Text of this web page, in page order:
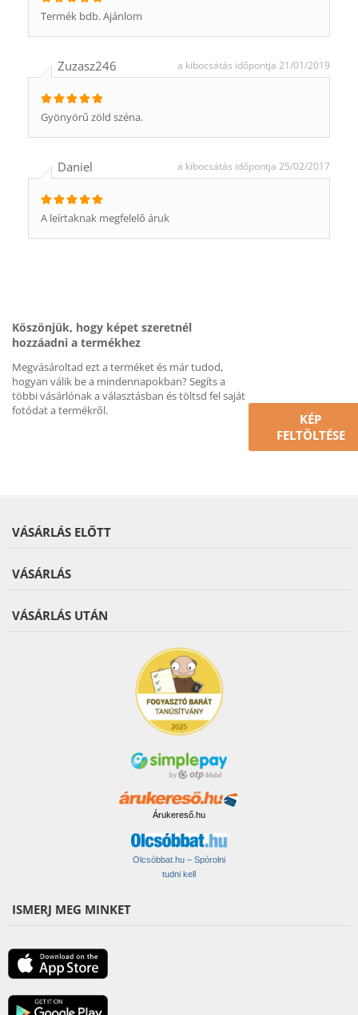
Termék bdb. Ajánlom
Zuzasz246 a kibocsátás időpontja 21/01/2019
Gyönyörű zöld széna.
Daniel a kibocsátás időpontja 25/02/2017
A leírtaknak megfelelő áruk
Köszönjük, hogy képet szeretnél
hozzáadni a termékhez
Megvásároltad ezt a terméket és már tudod,
hogyan válik be a mindennapokban? Segíts a
többi vásárlónak a választásban és töltsd fel saját
fotódat a termékről.
KÉP
FELTÖLTÉSE
VÁSÁRLÁS ELŐTT
VÁSÁRLÁS
VÁSÁRLÁS UTÁN
Árukereső.hu
Olcsóbbat.hu – Spórolni
tudni kell
ISMERJ MEG MINKET